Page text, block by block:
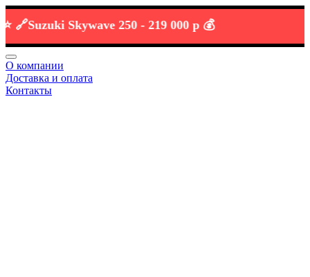
Suzuki Skywave 250 -219 000 р 💰
О компании
Доставка и оплата
Контакты